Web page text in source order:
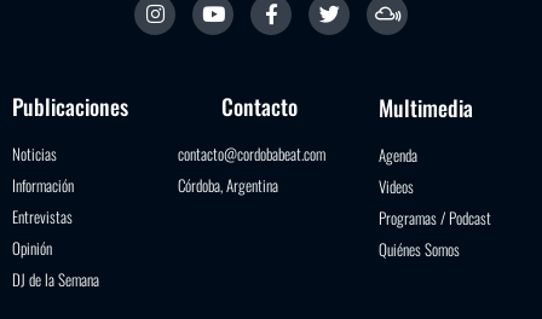
Publicaciones
Noticias
Información
Entrevistas
Opinión
DJ de la Semana
Contacto
contacto@cordobabeat.com
Córdoba, Argentina
Multimedia
Agenda
Videos
Programas / Podcast
Quiénes Somos